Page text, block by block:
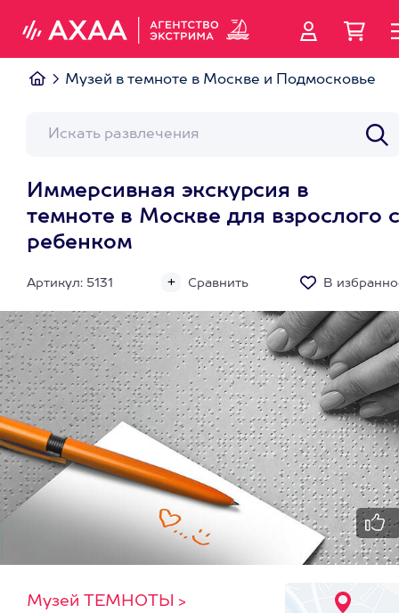
Музей в темноте в Москве и Подмосковье
Иммерсивная экскурсия в
темноте в Москве для взрослого с
ребенком
Артикул: 5131 Сравнить В
Музей ТЕМНОТЫ
>